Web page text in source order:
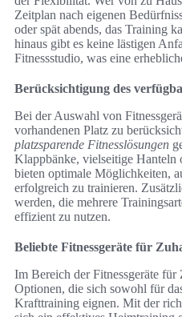
Zeitplan nach eigenen
oder spät abends, das Training
hinaus gibt es keine lästigen
Fitnessstudio, was eine
Berücksichtigung des
Bei der Auswahl von
vorhandenen Platz zu
platzsparende Fitnesslösungen
Klappbänke, vielseitige Hanteln
bieten optimale Möglichkeiten,
erfolgreich zu trainieren.
werden, die mehrere
effizient zu nutzen.
Beliebte Fitnessgeräte für
Im Bereich der Fitnessgeräte für
Optionen, die sich sowohl für
Krafttraining eignen. Mit der